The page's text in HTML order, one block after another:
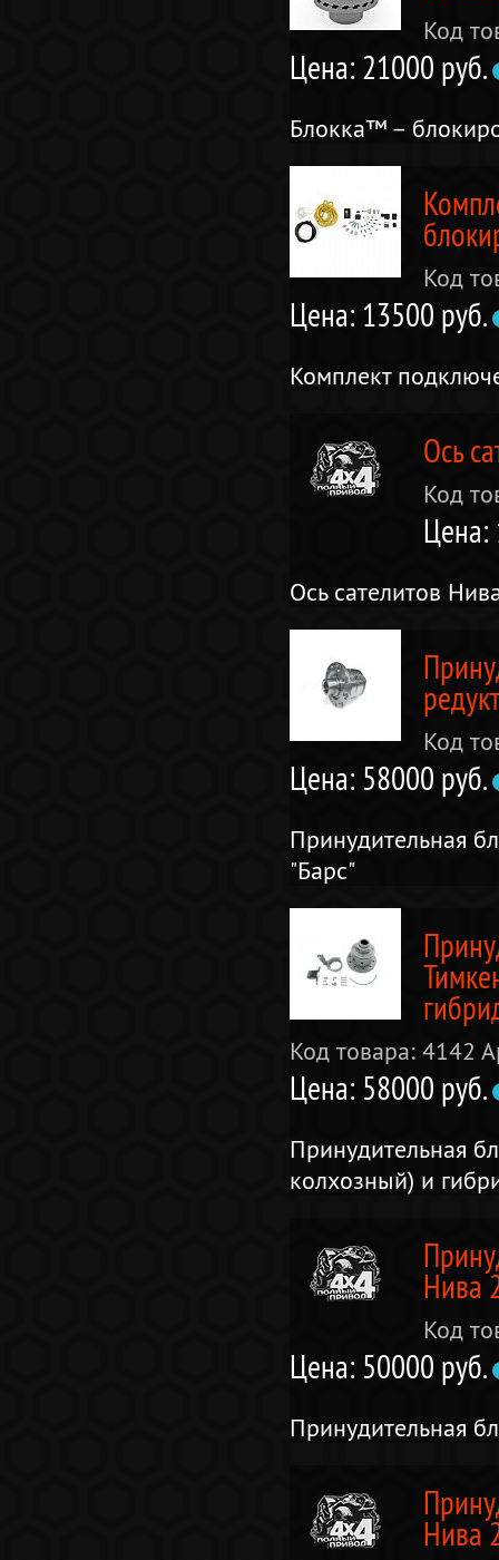
Код
Цена: 21000 руб.
Блокка™ –
Код
Цена: 13500 руб.
Комплект
Ось
Код
Цена:
Ось сателитов
Код
Цена: 58000 руб.
Принудительная
"Барс"
Код товара: 4142
Цена: 58000 руб.
Принудительная
колхозный) и
Нива
Код
Цена: 50000 руб.
Принудительная
Нива